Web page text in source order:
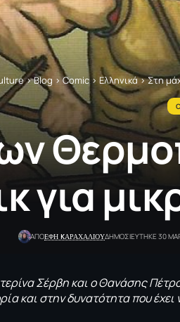
>Blog >Comic> Ελληνικά>Στη
για
ΑΠΟΕΦΗ KΑΡΑΧΑΛΙΟΥΔΗΜΟΣΙΕΥΤΗΚΕ 30
Σέρβη και ο Θανάσης
και στην δυνατότητα που